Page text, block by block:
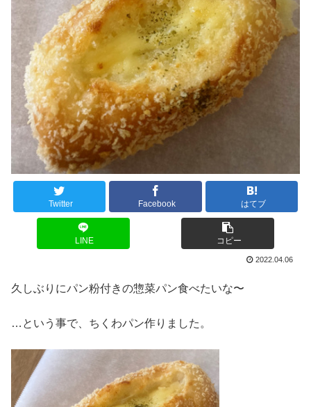
Twitter Facebook はてブ
LINE コピー
2022.04.06
久しぶりにパン粉付きの惣菜パン食べたいな〜
…という事で、ちくわパン作りました。